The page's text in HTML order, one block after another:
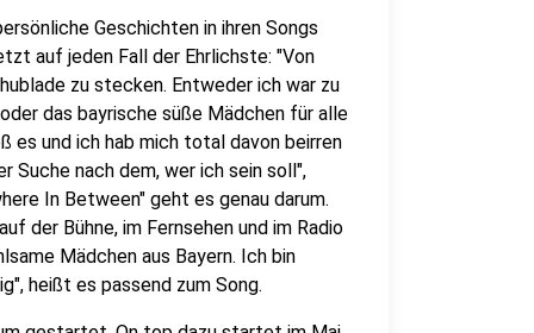
Geschichten in ihren Songs
auf jeden Fall der Ehrlichste: "Von
zu stecken. Entweder ich war zu
das bayrische süße Mädchen für alle
es und ich hab mich total davon beirren
Suche nach dem, wer ich sein soll",
In Between" geht es genau darum.
der Bühne, im Fernsehen und im Radio
Mädchen aus Bayern. Ich bin
heißt es passend zum Song.